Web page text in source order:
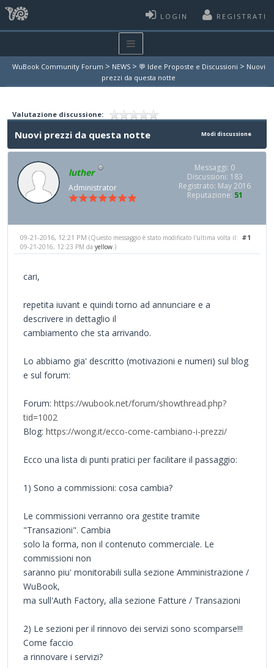
LOGIN REGISTRATI
WuBook Community Forum > NEWS > 💬 Idee Proposte e Discussioni > Nuovi
prezzi da questa notte
Valutazione discussione:
Modi discussione
Nuovi prezzi da questa notte
luther
Administrator
Messaggi: 0
Discussioni: 183
Registrato: May 2016
Reputazione: 51
#1
09-21-2016, 12:21 PM (Questo messaggio è stato modificato l'ultima volta il:
09-21-2016, 12:23 PM da yellow .)
cari,
repetita iuvant e quindi torno ad annunciare e a
descrivere in dettaglio il
cambiamento che sta arrivando.
Lo abbiamo gia' descritto (motivazioni e numeri) sul blog
e sul forum:
Forum: https://wubook.net/forum/showthread.php?
tid=1002
Blog: https://wong.it/ecco-come-cambiano-i-prezzi/
Ecco una lista di punti pratici per facilitare il passaggio:
1) Sono a commissioni: cosa cambia?
Le commissioni verranno ora gestite tramite
"Transazioni". Cambia
solo la forma, non il contenuto commerciale. Le
commissioni non
saranno piu' monitorabili sulla sezione Amministrazione /
WuBook,
ma sull'Auth Factory, alla sezione Fatture / Transazioni
2) Le sezioni per il rinnovo dei servizi sono scomparse!!!
Come faccio
a rinnovare i servizi?